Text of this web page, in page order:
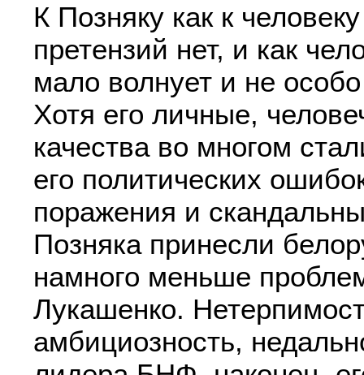
К Позняку как к
претензий нет, и как
мало волнует и не
Хотя его личные,
качества во многом
его политических
поражения и
Позняка принесли
намного меньше
Лукашенко.
амбициозность,